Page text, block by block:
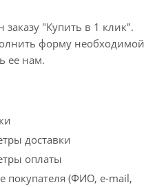
заказу "Купить в 1 клик".
форму необходимой
ее нам.
доставки
оплаты
покупателя (ФИО, e-mail,